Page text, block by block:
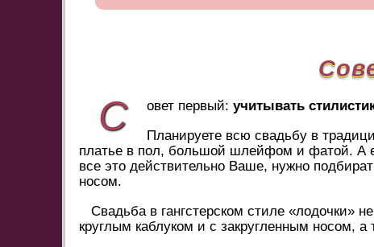
С овет первый: учитывать
Планируете всю свадьбу в
платье в пол, большой шлейфом и фатой. А
все это действительно Ваше, нужно
носом.
Свадьба в гангстерском стиле «лодочки»
круглым каблуком и с закругленным носом,